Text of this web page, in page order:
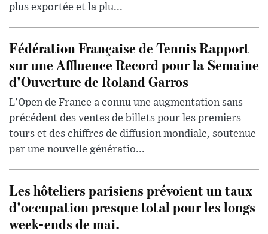
plus exportée et la plu...
Fédération Française de Tennis Rapport
sur une Affluence Record pour la Semaine
d'Ouverture de Roland Garros
L'Open de France a connu une augmentation sans
précédent des ventes de billets pour les premiers
tours et des chiffres de diffusion mondiale, soutenue
par une nouvelle génératio...
Les hôteliers parisiens prévoient un taux
d'occupation presque total pour les longs
week-ends de mai.